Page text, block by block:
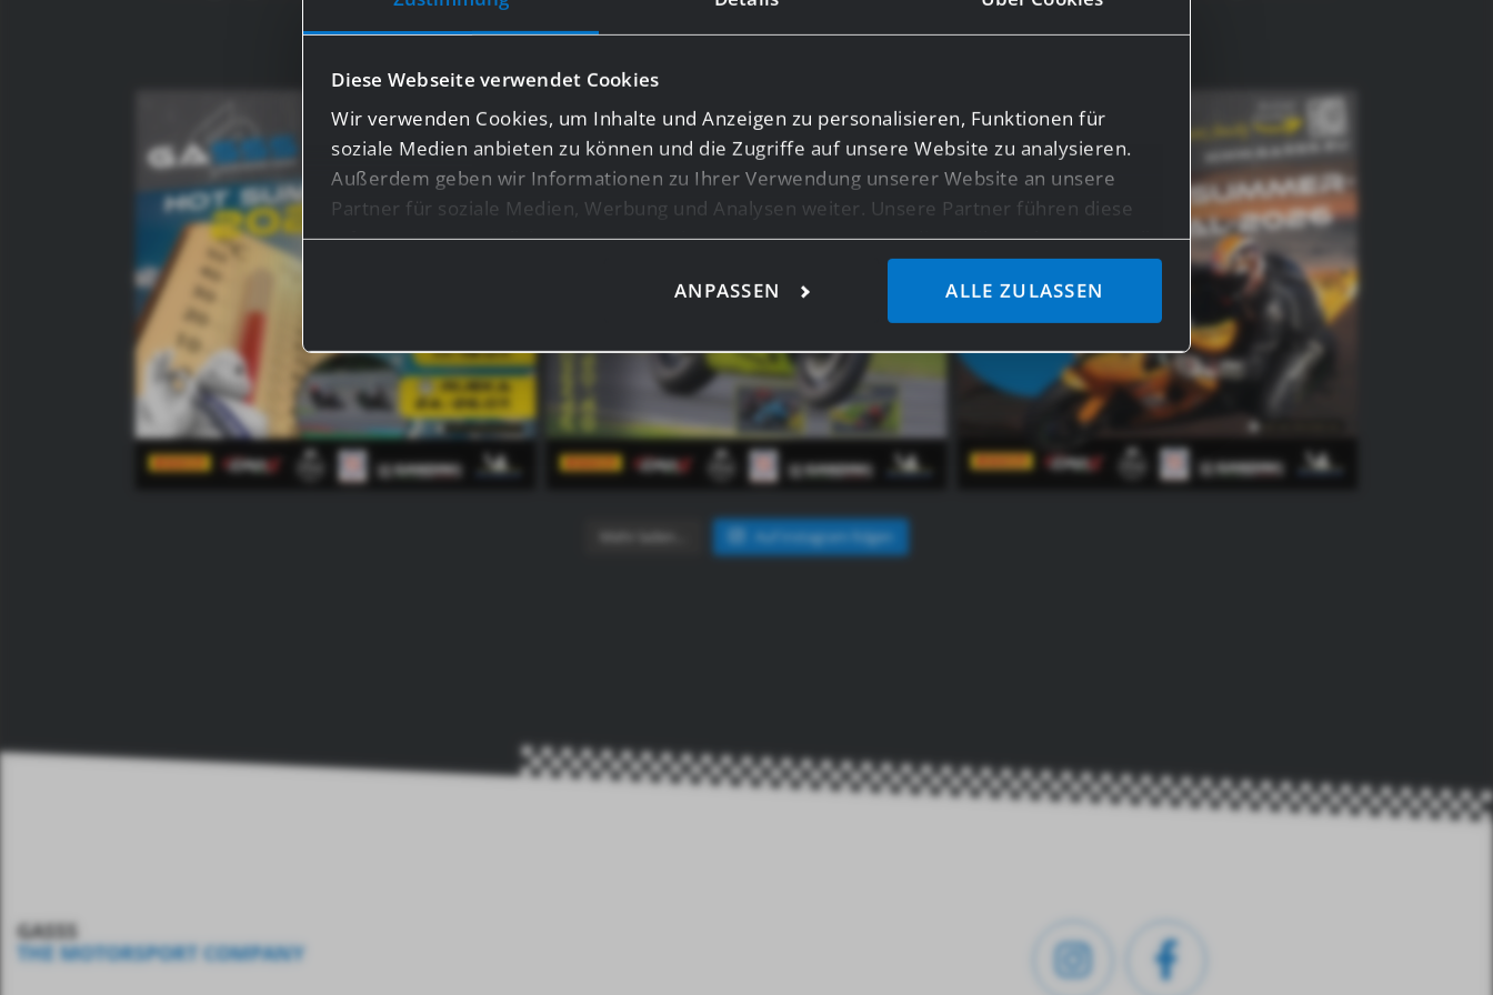
Diese Webseite verwendet Cookies
Wir verwenden Cookies, um Inhalte und Anzeigen zu personalisieren, Funktionen für
soziale Medien anbieten zu können und die Zugriffe auf unsere Website zu analysieren.
Außerdem geben wir Informationen zu Ihrer Verwendung unserer Website an unsere
Partner für soziale Medien, Werbung und Analysen weiter. Unsere Partner führen diese
Informationen möglicherweise mit weiteren Daten zusammen, die Sie ihnen bereitgestellt
haben oder die sie im Rahmen Ihrer Nutzung der Dienste gesammelt haben.
Bei bestimmten Diensten wie Google Analytics kann eine Speicherung von Daten in
Drittländern, wie z.B. USA, nicht ausgeschlossen werden.
ANPASSEN ALLE ZULASSEN
#gasss_family!
Mehr laden… Auf Instagram folgen
GASSS
THE MOTORSPORT COMPANY